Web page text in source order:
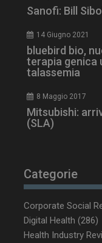
Sanofi: Bill
14 Giugno 2021
bluebird bio,
terapia genica
talassemia
8 Maggio 2017
Mitsubishi:
(SLA)
Categorie
Corporate Social
Digital Health (286)
Health Industry